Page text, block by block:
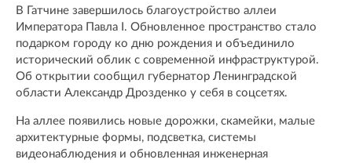
В Гатчине завершилось благоустройство аллеи
Императора Павла I. Обновленное пространство стало
подарком городу ко дню рождения и объединило
исторический облик с современной инфраструктурой.
Об открытии сообщил губернатор Ленинградской
области Александр Дрозденко у себя в соцсетях.
На аллее появились новые дорожки, скамейки, малые
архитектурные формы, подсветка, системы
видеонаблюдения и обновленная инженерная